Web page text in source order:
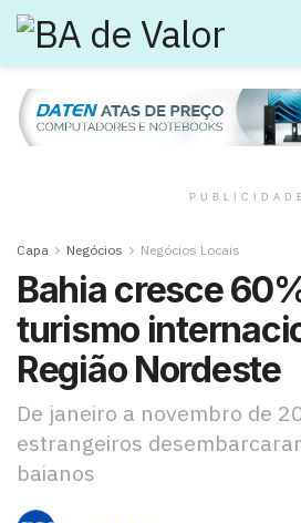
Capa Negócios Negócios Locais
Bahia cresce
turismo
Região Nordeste
De janeiro a novembro de
estrangeiros
baianos